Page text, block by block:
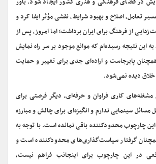
تعامل، اصلاح و بهبود شرایط، نقشی مؤثر ایفا کرد و
از فرهنگ برای ایران برداشت؛ اما امروز، پس از
این نتیجه رسیده‌ام که موانع موجود بر سر راه نمایش
همچنان پابرجاست و اراده‌ای جدی برای تغییر و حمایت
خلاق دیده نمی‌شود.
مشغله‌های کاری فراوان و حرفه‌ای، دیگر فرصتی برای
سینمایی ندارم و انگیزه‌ای برای چالش و مبارزه
چارچوب محدودکننده باقی نمانده است. با توجه به
گرفتار سیاست‌گذاری‌های محدودکننده است و
در این چارچوب برای اینجانب فراهم نیست،